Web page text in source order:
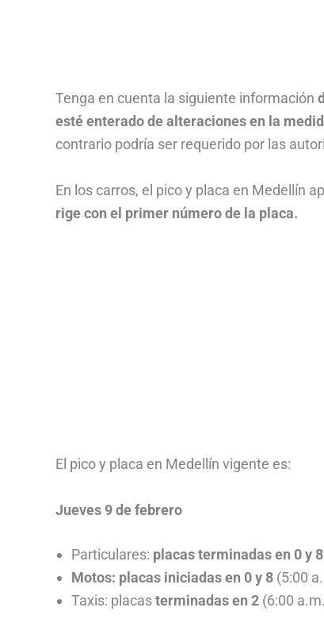
Tenga en cuenta la siguiente información
esté enterado de alteraciones en la
contrario podría ser requerido por las
En los carros, el pico y placa en Medellín
rige con el primer número de la placa.
El pico y placa en Medellín vigente es:
Jueves 9 de febrero
Particulares: placas terminadas en 0 y 8
Motos: placas iniciadas en 0 y 8 (5:00
Taxis: placasterminadas en 2 (6:00